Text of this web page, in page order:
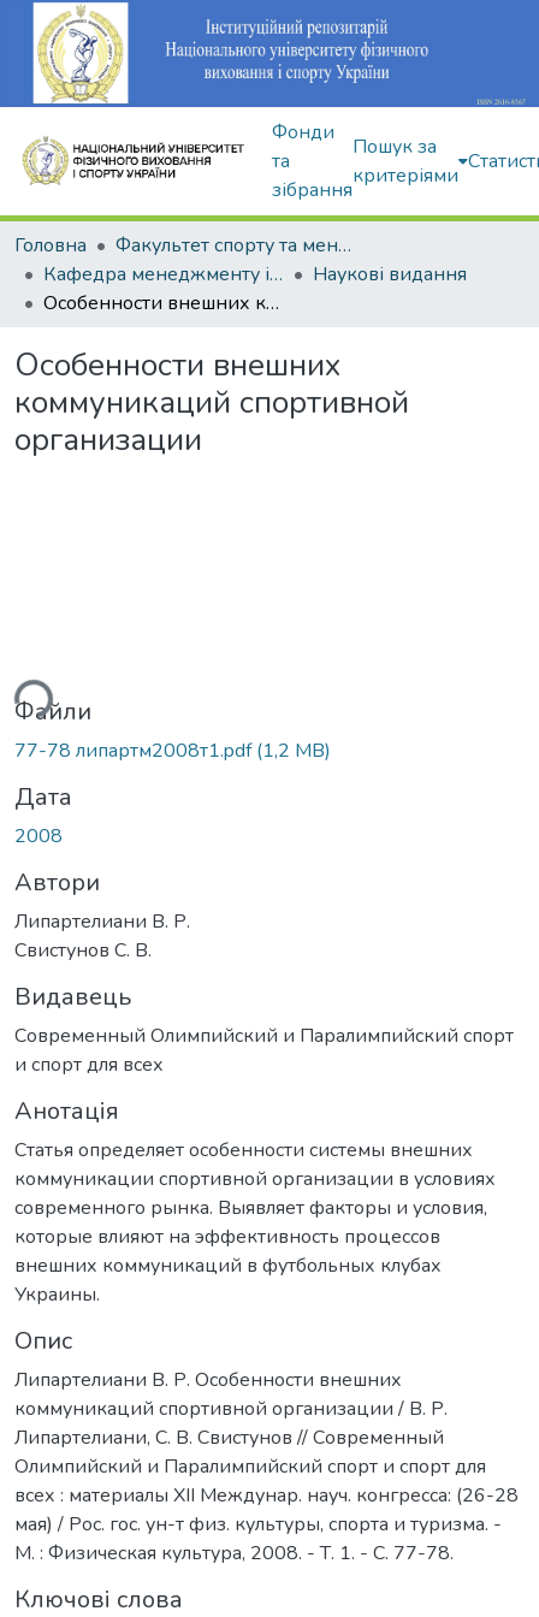
Фонди
та
зібрання
Пошук за
критеріями
Головна
Факультет спорту та менеджменту
Кафедра менеджменту і економіки спорту
Наукові видання
Особенности внешних коммуникаций спортивной организации
Особенности внешних
коммуникаций спортивной
организации
Файли
77-78 липартм2008т1.pdf(1,2 MB)
Дата
2008
Автори
Липартелиани В. Р.
Свистунов С. В.
Видавець
Современный Олимпийский и Паралимпийский спорт
и спорт для всех
Анотація
Статья определяет особенности системы внешних
коммуникации спортивной организации в условиях
современного рынка. Выявляет факторы и условия,
которые влияют на эффективность процессов
внешних коммуникаций в футбольных клубах
Украины.
Опис
Липартелиани В. Р. Особенности внешних
коммуникаций спортивной организации / В. Р.
Липартелиани, С. В. Свистунов // Современный
Олимпийский и Паралимпийский спорт и спорт для
всех : материалы XII Междунар. науч. конгресса: (26-28
мая) / Рос. гос. ун-т физ. культуры, спорта и туризма. -
М. : Физическая культура, 2008. - Т. 1. - С. 77-78.
Ключові слова